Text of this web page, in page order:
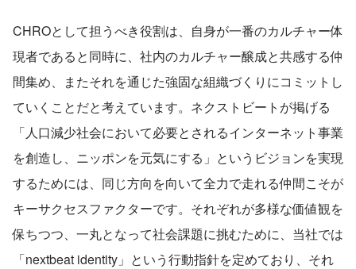
CHROとして担うべき役割は、自身が一番のカルチャー体
現者であると同時に、社内のカルチャー醸成と共感する仲
間集め、またそれを通じた強固な組織づくりにコミットし
ていくことだと考えています。ネクストビートが掲げる
「人口減少社会において必要とされるインターネット事業
を創造し、ニッポンを元気にする」というビジョンを実現
するためには、同じ方向を向いて全力で走れる仲間こそが
キーサクセスファクターです。それぞれが多様な価値観を
保ちつつ、一丸となって社会課題に挑むために、当社では
「nextbeat identity」という行動指針を定めており、それ